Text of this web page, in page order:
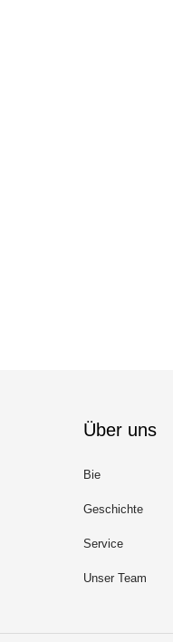
Über uns
Bie
Geschichte
Service
Unser Team